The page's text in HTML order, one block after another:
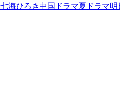
七海ひろき中国ドラマ夏ドラマ明